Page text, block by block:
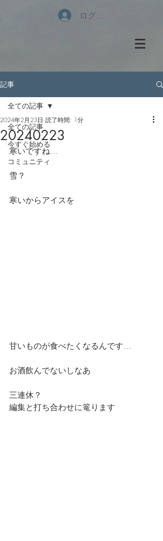
ログイン
記事
全ての記事
今すぐ始める
コミュニティ
全ての記事
20240223
2024年2月23日 読了時間: 1分
寒いですね…
雪？
寒いからアイスを
甘いものが食べたくなるんです…
お酒飲んでないしなあ
三連休？
編集と打ち合わせに篭ります